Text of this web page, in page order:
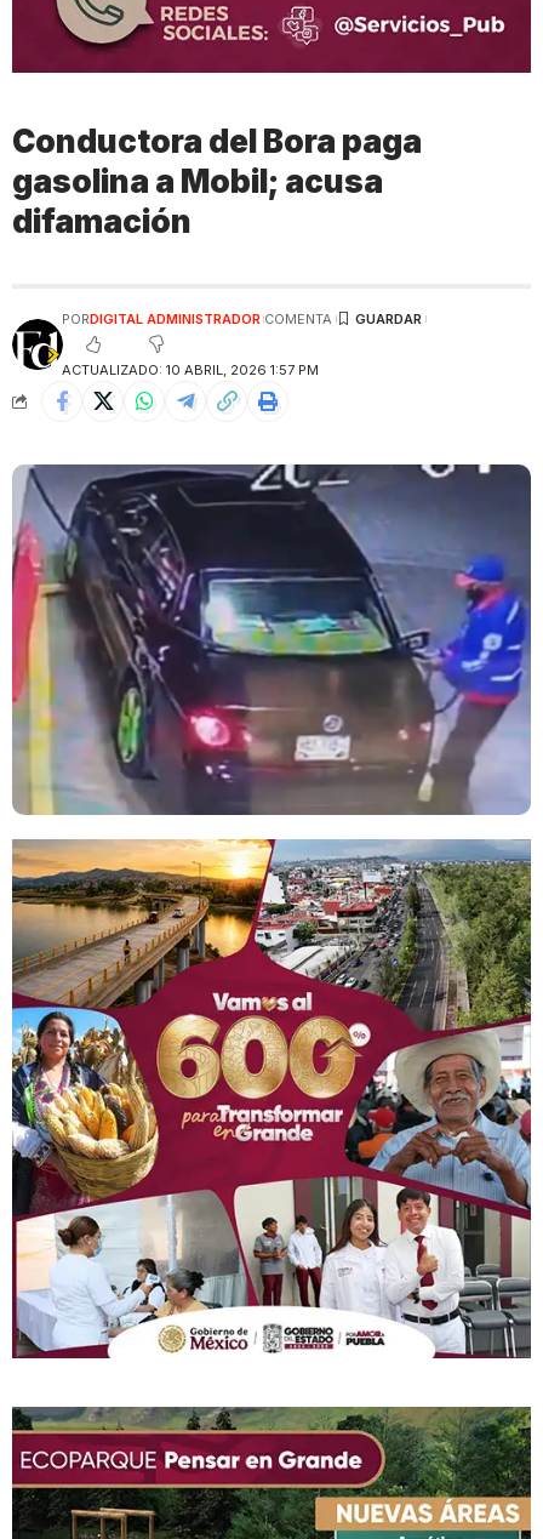
Conductora del Bora paga
gasolina a Mobil; acusa
difamación
ACTUALIZADO: 10 ABRIL, 2026 1:57 PM
PORDIGITAL ADMINISTRADOR COMENTA